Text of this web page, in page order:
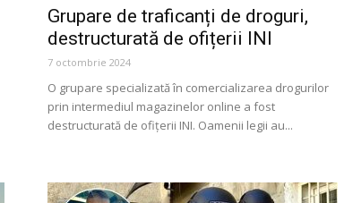
Grupare de traficanți de droguri,
destructurată de ofițerii INI
7 octombrie 2024
O grupare specializată în comercializarea drogurilor
prin intermediul magazinelor online a fost
destructurată de ofițerii INI. Oamenii legii au...